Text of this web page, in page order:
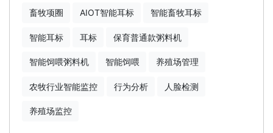
畜牧项圈 AIOT智能耳标 智能畜牧耳标
智能耳标 耳标 保育普通款粥料机
智能饲喂粥料机 智能饲喂 养殖场管理
农牧行业智能监控 行为分析 人脸检测
养殖场监控